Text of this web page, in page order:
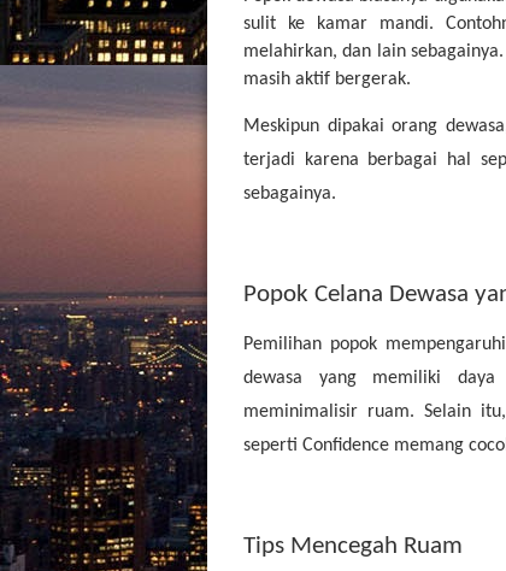
sulit ke kamar mandi.
melahirkan, dan lain sebagainya.
masih aktif bergerak.
Meskipun dipakai orang
terjadi karena berbagai hal
sebagainya.
Popok Celana Dewasa
Pemilihan popok
dewasa yang memiliki
meminimalisir ruam. Selain
seperti Confidence memang
Tips Mencegah Ruam